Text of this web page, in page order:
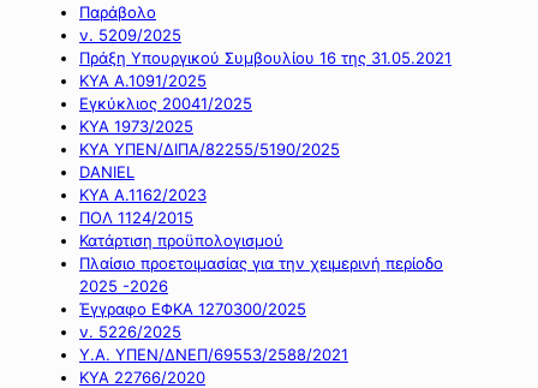
Παράβολο
ν. 5209/2025
Πράξη Υπουργικού Συμβουλίου 16 της 31.05.2021
ΚΥΑ Α.1091/2025
Εγκύκλιος 20041/2025
ΚΥΑ 1973/2025
ΚΥΑ ΥΠΕΝ/ΔΙΠΑ/82255/5190/2025
DANIEL
ΚΥΑ Α.1162/2023
ΠΟΛ 1124/2015
Κατάρτιση προϋπολογισμού
Πλαίσιο προετοιμασίας για την χειμερινή περίοδο
2025 -2026
Έγγραφο ΕΦΚΑ 1270300/2025
ν. 5226/2025
Υ.Α. ΥΠΕΝ/ΔΝΕΠ/69553/2588/2021
ΚΥΑ 22766/2020